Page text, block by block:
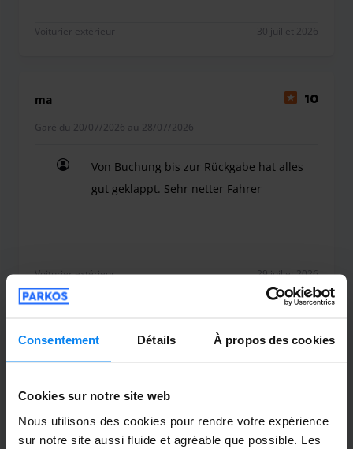
Consentement Détails À propos des cookies
Cookies sur notre site web
Nous utilisons des cookies pour rendre votre expérience
sur notre site aussi fluide et agréable que possible. Les
Voiturier extérieur 30 juillet 2026
ma 10
Garé du 20/07/2026 au 28/07/2026
Von Buchung bis zur Rückgabe hat alles
gut geklappt. Sehr netter Fahrer
Voiturier extérieur 29 juillet 2026
Anonym 10